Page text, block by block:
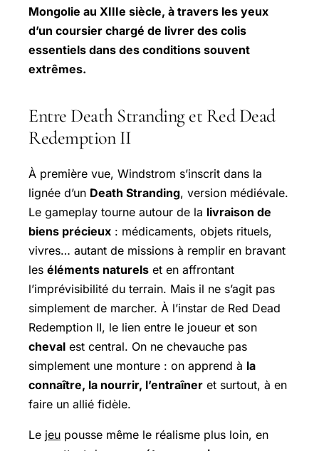
Mongolie au XIIIe siècle, à travers les yeux
d’un coursier chargé de livrer des colis
essentiels dans des conditions souvent
extrêmes.
Entre Death Stranding et Red Dead
Redemption II
À première vue, Windstrom s’inscrit dans la
lignée d’un Death Stranding, version médiévale.
Le gameplay tourne autour de la livraison de
biens précieux : médicaments, objets rituels,
vivres… autant de missions à remplir en bravant
les éléments naturels et en affrontant
l’imprévisibilité du terrain. Mais il ne s’agit pas
simplement de marcher. À l’instar de Red Dead
Redemption II, le lien entre le joueur et son
cheval est central. On ne chevauche pas
simplement une monture : on apprend à la
connaître, la nourrir, l’entraîner et surtout, à en
faire un allié fidèle.
Le jeu pousse même le réalisme plus loin, en